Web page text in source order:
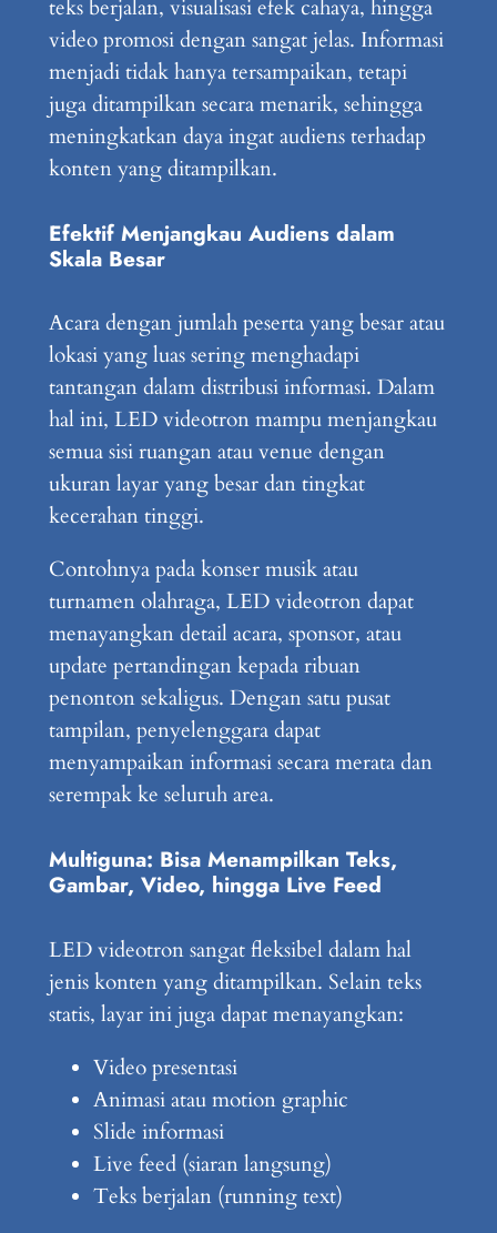
teks berjalan, visualisasi efek cahaya, hingga
video promosi dengan sangat jelas. Informasi
menjadi tidak hanya tersampaikan, tetapi
juga ditampilkan secara menarik, sehingga
meningkatkan daya ingat audiens terhadap
konten yang ditampilkan.
Efektif Menjangkau Audiens dalam
Skala Besar
Acara dengan jumlah peserta yang besar atau
lokasi yang luas sering menghadapi
tantangan dalam distribusi informasi. Dalam
hal ini, LED videotron mampu menjangkau
semua sisi ruangan atau venue dengan
ukuran layar yang besar dan tingkat
kecerahan tinggi.
Contohnya pada konser musik atau
turnamen olahraga, LED videotron dapat
menayangkan detail acara, sponsor, atau
update pertandingan kepada ribuan
penonton sekaligus. Dengan satu pusat
tampilan, penyelenggara dapat
menyampaikan informasi secara merata dan
serempak ke seluruh area.
Multiguna: Bisa Menampilkan Teks,
Gambar, Video, hingga Live Feed
LED videotron sangat fleksibel dalam hal
jenis konten yang ditampilkan. Selain teks
statis, layar ini juga dapat menayangkan:
Video presentasi
Animasi atau motion graphic
Slide informasi
Live feed (siaran langsung)
Teks berjalan (running text)